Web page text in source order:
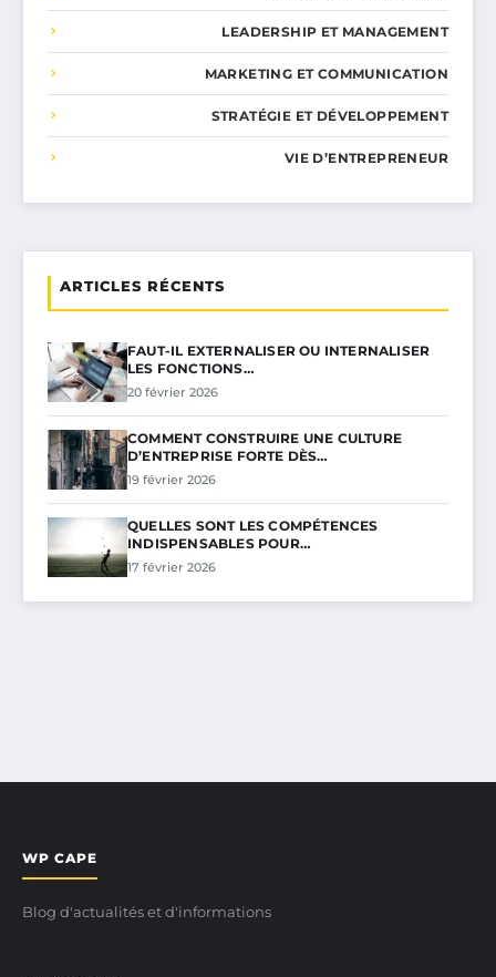
LEADERSHIP ET MANAGEMENT
MARKETING ET COMMUNICATION
STRATÉGIE ET DÉVELOPPEMENT
VIE D’ENTREPRENEUR
ARTICLES RÉCENTS
FAUT-IL EXTERNALISER OU INTERNALISER
LES FONCTIONS…
20 février 2026
COMMENT CONSTRUIRE UNE CULTURE
D’ENTREPRISE FORTE DÈS…
19 février 2026
QUELLES SONT LES COMPÉTENCES
INDISPENSABLES POUR…
17 février 2026
WP CAPE
Blog d'actualités et d'informations